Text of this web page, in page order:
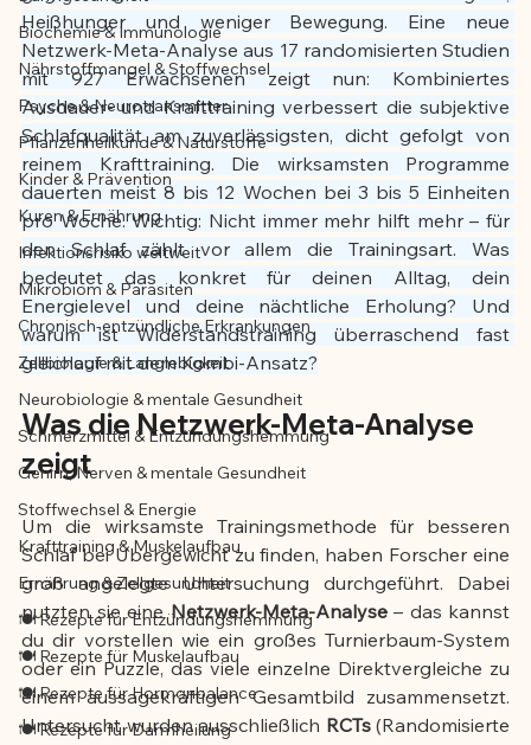
Der Artikel wurde mit Unterstützung von
KI erstellt und redaktionell geprüft vom
angegebenen Autor
Biochemie & Immunologie
Nährstoffmangel & Stoffwechsel
Psyche & Neurotransmitter
Pflanzenheilkunde & Naturstoffe
Kinder & Prävention
Kuren & Ernährung
Infektionsrisiko weltweit
Mikrobiom & Parasiten
Chronisch-entzündliche Erkrankungen
Zellbiologie & Langlebigkeit
Neurobiologie & mentale Gesundheit
Schmerzmittel & Entzündungshemmung
Gehirn, Nerven & mentale Gesundheit
Stoffwechsel & Energie
Krafttraining & Muskelaufbau
Ernährung & Zellgesundheit
🍽️ Rezepte für Entzündungshemmung
🍽️ Rezepte für Muskelaufbau
🍽️ Rezepte für Hormonbalance
🍽️ Rezepte für Darmheilung
Heißhunger und weniger Bewegung. Eine neue
Netzwerk-Meta-Analyse aus 17 randomisierten Studien
mit 927 Erwachsenen zeigt nun: Kombiniertes
Ausdauer- und Krafttraining verbessert die subjektive
Schlafqualität am zuverlässigsten, dicht gefolgt von
reinem Krafttraining. Die wirksamsten Programme
dauerten meist 8 bis 12 Wochen bei 3 bis 5 Einheiten
pro Woche. Wichtig: Nicht immer mehr hilft mehr – für
den Schlaf zählt vor allem die Trainingsart. Was
bedeutet das konkret für deinen Alltag, dein
Energielevel und deine nächtliche Erholung? Und
warum ist Widerstandstraining überraschend fast
gleichauf mit dem Kombi-Ansatz?
Was die Netzwerk-Meta-Analyse
zeigt
Um die wirksamste Trainingsmethode für besseren
Schlaf bei Übergewicht zu finden, haben Forscher eine
groß angelegte Untersuchung durchgeführt. Dabei
nutzten sie eine Netzwerk-Meta-Analyse – das kannst
du dir vorstellen wie ein großes Turnierbaum-System
oder ein Puzzle, das viele einzelne Direktvergleiche zu
einem aussagekräftigen Gesamtbild zusammensetzt.
Untersucht wurden ausschließlich RCTs (Randomisierte